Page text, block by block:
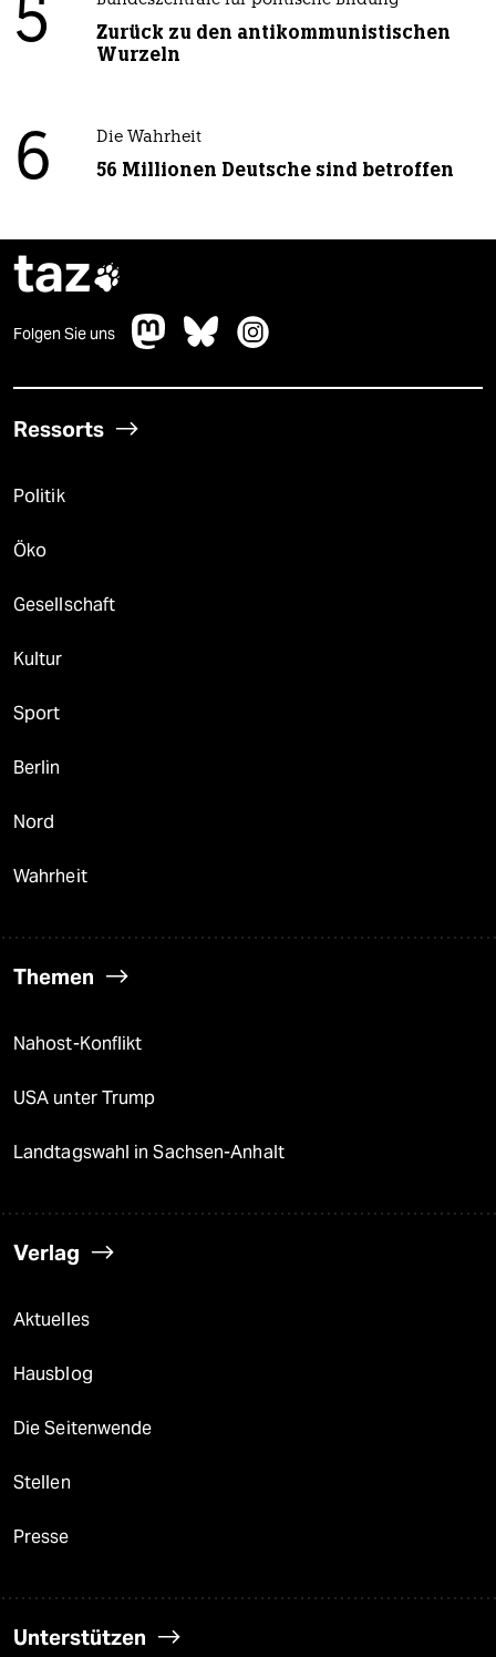
5
Zurück zu den antikommunistischen
Wurzeln
6 Die Wahrheit
56 Millionen Deutsche sind betroffen
taz
Folgen Sie uns
Ressorts
Politik
Öko
Gesellschaft
Kultur
Sport
Berlin
Nord
Wahrheit
Themen
Nahost-Konflikt
USA unter Trump
Landtagswahl in Sachsen-Anhalt
Verlag
Aktuelles
Hausblog
Die Seitenwende
Stellen
Presse
Unterstützen